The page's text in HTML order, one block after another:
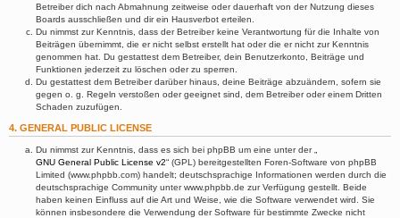
Betreiber dich nach Abmahnung zeitweise oder dauerhaft von der Nutzung dieses
Boards ausschließen und dir ein Hausverbot erteilen.
Du nimmst zur Kenntnis, dass der Betreiber keine Verantwortung für die Inhalte von
Beiträgen übernimmt, die er nicht selbst erstellt hat oder die er nicht zur Kenntnis
genommen hat. Du gestattest dem Betreiber, dein Benutzerkonto, Beiträge und
Funktionen jederzeit zu löschen oder zu sperren.
Du gestattest dem Betreiber darüber hinaus, deine Beiträge abzuändern, sofern sie
gegen o. g. Regeln verstoßen oder geeignet sind, dem Betreiber oder einem Dritten
Schaden zuzufügen.
4. GENERAL PUBLIC LICENSE
Du nimmst zur Kenntnis, dass es sich bei phpBB um eine unter der „
GNU General Public License v2“ (GPL) bereitgestellten Foren-Software von phpBB
Limited (www.phpbb.com) handelt; deutschsprachige Informationen werden durch die
deutschsprachige Community unter www.phpbb.de zur Verfügung gestellt. Beide
haben keinen Einfluss auf die Art und Weise, wie die Software verwendet wird. Sie
können insbesondere die Verwendung der Software für bestimmte Zwecke nicht